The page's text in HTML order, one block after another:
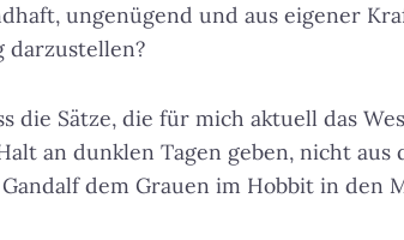
ungenügend und aus eigener
darzustellen?
die Sätze, die für mich aktuell das
an dunklen Tagen geben, nicht aus
dem Grauen im Hobbit in den